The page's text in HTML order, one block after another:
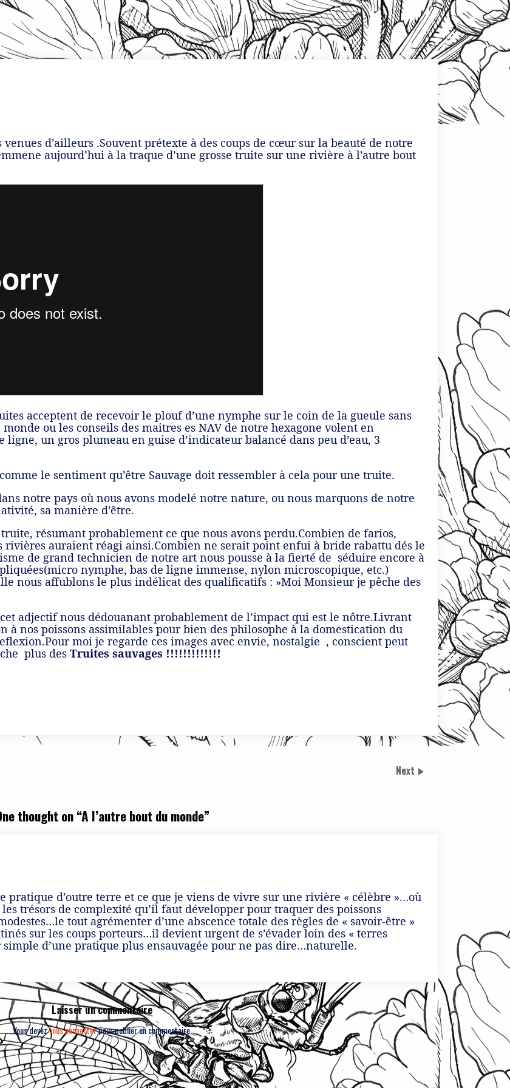
d’ailleurs .Souvent prétexte à des coups de cœur sur la beauté de notre
aujourd’hui à la traque d’une grosse truite sur une rivière à l’autre bout
acceptent de recevoir le plouf d’une nymphe sur le coin de la gueule sans
ou les conseils des maitres es NAV de notre hexagone volent en
un gros plumeau en guise d’indicateur balancé dans peu d’eau, 3
le sentiment qu’être Sauvage doit ressembler à cela pour une truite.
notre pays où nous avons modelé notre nature, ou nous marquons de notre
sa manière d’être.
résumant probablement ce que nous avons perdu.Combien de farios,
rivières auraient réagi ainsi.Combien ne serait point enfui à bride rabattu dés le
de grand technicien de notre art nous pousse à la fierté de séduire encore à
nymphe, bas de ligne immense, nylon microscopique, etc.)
nous affublons le plus indélicat des qualificatifs : »Moi Monsieur je pêche des
adjectif nous dédouanant probablement de l’impact qui est le nôtre.Livrant
à nos poissons assimilables pour bien des philosophe à la domestication du
moi je regarde ces images avec envie, nostalgie , conscient peut
plus des Truites sauvages !!!!!!!!!!!!!
Next
thought on “A l’autre bout du monde”
pratique d’outre terre et ce que je viens de vivre sur une rivière « célèbre »…où
trésors de complexité qu’il faut développer pour traquer des poissons
tout agrémenter d’une abscence totale des règles de « savoir-être »
sur les coups porteurs…il devient urgent de s’évader loin des « terres
d’une pratique plus ensauvagée pour ne pas dire…naturelle.
Laisser un commentaire
Vous devezvous connecterpour publier un commentaire.